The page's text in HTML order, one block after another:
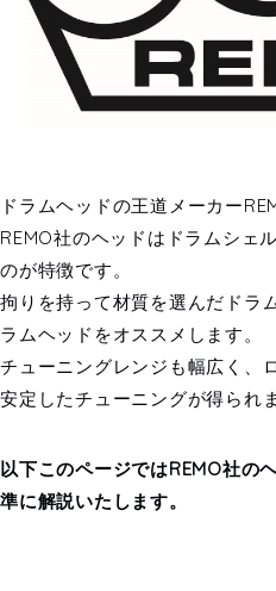
ドラムヘッドの王道メーカー
REMO社のヘッドはドラムシェ
のが特徴です。
拘りを持って材質を選んだドラ
ラムヘッドをオススメします。
チューニングレンジも幅広く、
安定したチューニングが得られま
以下このページではREMO社の
準に解説いたします。